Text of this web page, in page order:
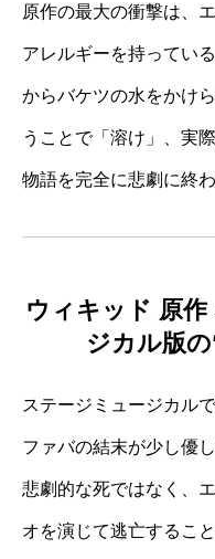
原作の最大の衝撃は、
アレルギーを持ってい
からバケツの水をかけ
うことで「溶け」、実
物語を完全に悲劇に終
ウィキッド 原
ジカル版
ステージミュージカル
ファバの結末が少し優
悲劇的な死ではなく、
オを演じて逃亡するこ